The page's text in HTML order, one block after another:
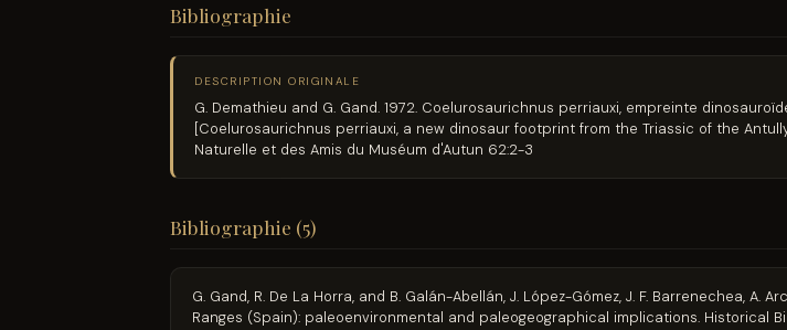
Bibliographie
DESCRIPTION ORIGINALE
G. Demathieu and G. Gand. 1972. Coelurosaurichnus perriauxi, empreinte
[Coelurosaurichnus perriauxi, a new dinosaur footprint from the Triassic of the
Naturelle et des Amis du Muséum d'Autun 62:2-3
Bibliographie (5)
G. Gand, R. De La Horra, and B. Galán-Abellán, J. López-Gómez, J. F. Barrenechea,
Ranges (Spain): paleoenvironmental and paleogeographical implications. Historical